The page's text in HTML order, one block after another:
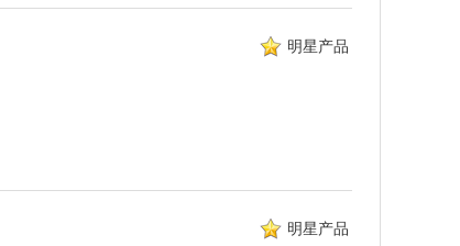
明星产品
明星产品